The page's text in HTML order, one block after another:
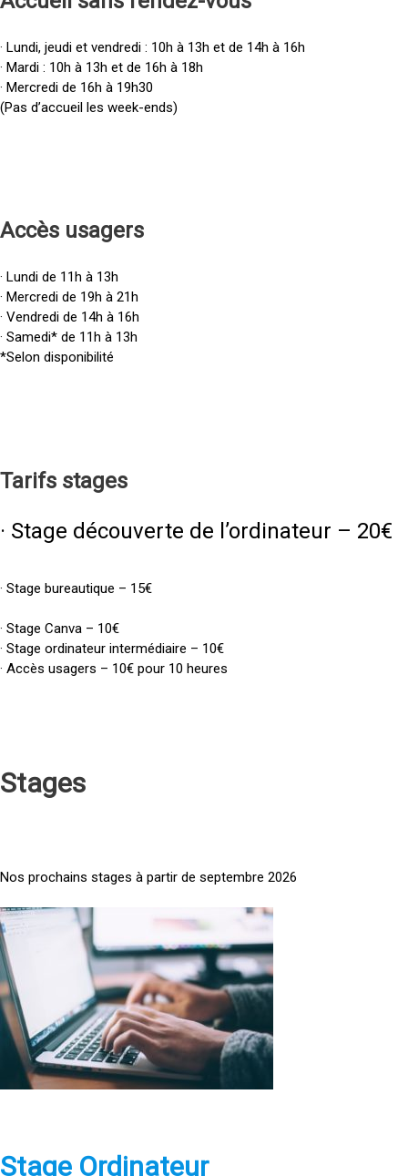
· Lundi, jeudi et vendredi : 10h à 13h et de 14h à 16h
· Mardi : 10h à 13h et de 16h à 18h
· Mercredi de 16h à 19h30
(Pas d’accueil les week-ends)
Accès usagers
· Lundi de 11h à 13h
· Mercredi de 19h à 21h
· Vendredi de 14h à 16h
· Samedi* de 11h à 13h
*Selon disponibilité
Tarifs stages
· Stage découverte de l’ordinateur – 20€
· Stage bureautique – 15€
· Stage Canva – 10€
· Stage ordinateur intermédiaire – 10€
· Accès usagers – 10€ pour 10 heures
Stages
Nos prochains stages à partir de septembre 2026
<
a
h
e
f
pStage Ordinateur